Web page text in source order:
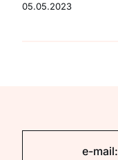
05.05.2023
e-mail: